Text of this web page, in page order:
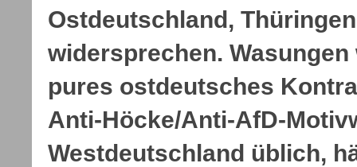
Ostdeutschland,
widersprechen.
pures ostdeutsches
Anti-Höcke/Anti-AfD-
Westdeutschland üblich,